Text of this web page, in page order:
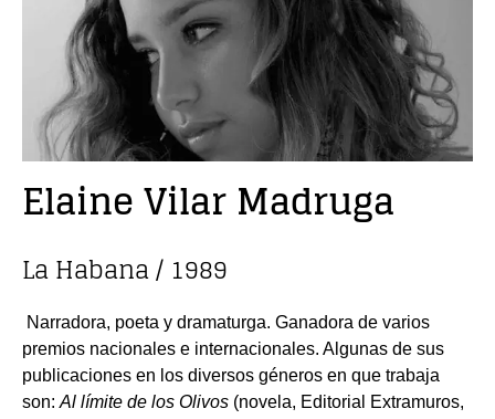
Elaine Vilar Madruga
La Habana / 1989
Narradora, poeta y dramaturga. Ganadora de varios
premios nacionales e internacionales. Algunas de sus
publicaciones en los diversos géneros en que trabaja
son: Al límite de los Olivos (novela, Editorial Extramuros,